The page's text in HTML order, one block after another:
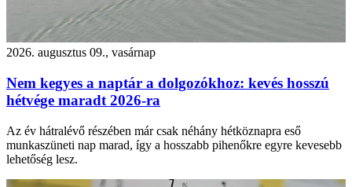
2026. augusztus 09., vasárnap
Nem kegyes a naptár a dolgozókhoz: kevés hosszú
hétvége maradt 2026-ra
Az év hátralévő részében már csak néhány hétköznapra eső
munkaszüneti nap marad, így a hosszabb pihenőkre egyre kevesebb
lehetőség lesz.